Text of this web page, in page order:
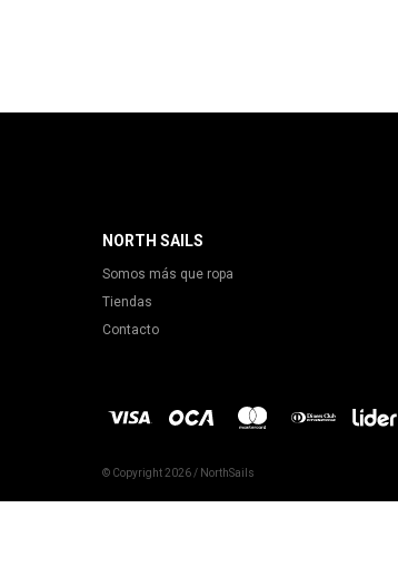
NORTH SAILS
Somos más que ropa
Tiendas
Contacto
© Copyright 2026 / NorthSails